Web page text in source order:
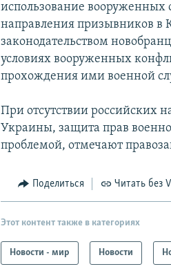
использование вооруженных
направления призывников в
законодательством
условиях вооруженных
прохождения ими военной
При отсутствии российских
Украины, защита прав
проблемой, отмечают
Поделиться Читать без
Этот контент также в категориях
Новости - мир Новости